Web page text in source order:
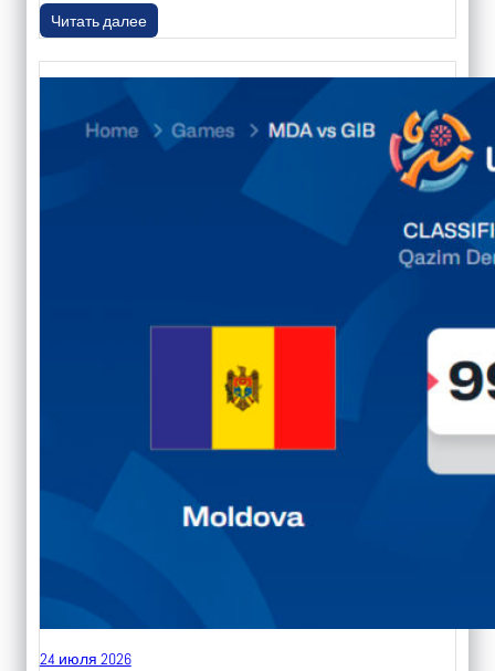
Читать далее
24 июля 2026